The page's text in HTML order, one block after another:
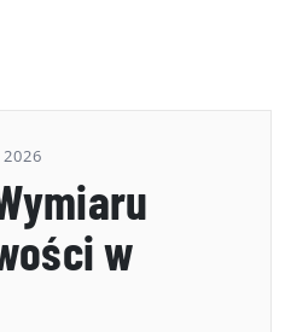
STUDIÓW
GALERIA
2026
w